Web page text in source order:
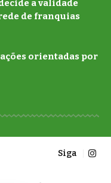
a validade
de franquias
orientadas por
Siga